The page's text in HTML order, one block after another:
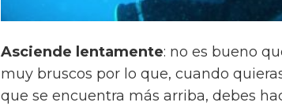
Asciende lentamente: no es bueno
muy bruscos por lo que, cuando
que se encuentra más arriba, debes